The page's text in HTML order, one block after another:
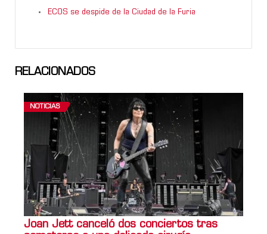
ECOS se despide de la Ciudad de la Furia
RELACIONADOS
NOTICIAS
Joan Jett canceló dos conciertos tras